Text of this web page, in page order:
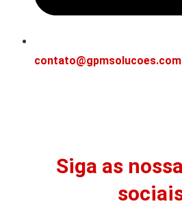
contato@gpmsolucoes.com
Siga as